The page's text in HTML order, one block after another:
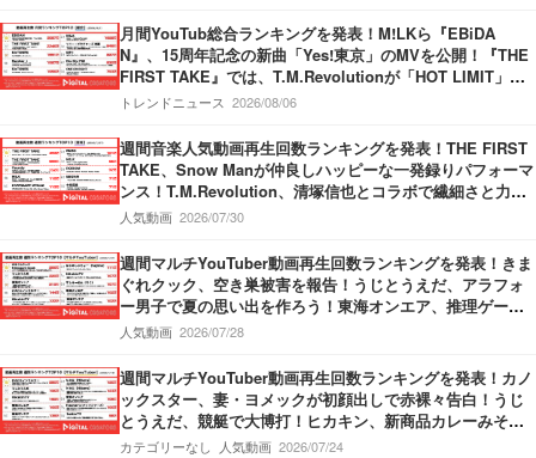
月間YouTub総合ランキングを発表！M!LKら『EBiDA
N』、15周年記念の新曲「Yes!東京」のMVを公開！『THE
FIRST TAKE』では、T.M.Revolutionが「HOT LIMIT」を
披露！『SixTONES』新曲「マイオンリー」のMVを公開！
トレンドニュース 2026/08/06
週間音楽人気動画再生回数ランキングを発表！THE FIRST
TAKE、Snow Manが仲良しハッピーな一発録りパフォーマ
ンス！T.M.Revolution、清塚信也とコラボで繊細さと力強
さ持ったパフォーマンスを披露！Vaundy、甲子園応援ソン
人気動画 2026/07/30
週間マルチYouTuber動画再生回数ランキングを発表！きま
ぐれクック、空き巣被害を報告！うじとうえだ、アラフォ
ー男子で夏の思い出を作ろう！東海オンエア、推理ゲーム
でミラクル勃発！
人気動画 2026/07/28
週間マルチYouTuber動画再生回数ランキングを発表！カノ
ックスター、妻・ヨメックが初顔出しで赤裸々告白！うじ
とうえだ、競艇で大博打！ヒカキン、新商品カレーみそき
んの発売開始を報告！
カテゴリーなし 人気動画 2026/07/24